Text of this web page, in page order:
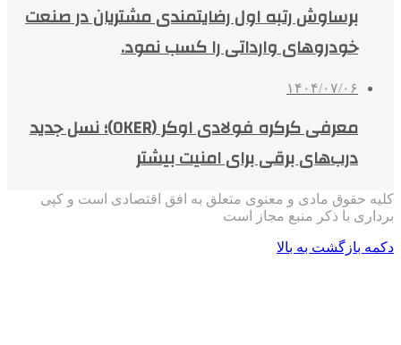
برساوش رتبه اول رضایتمندی مشتریان در صنعت
خودروهای وارداتی را کسب نمود.
۱۴۰۴/۰۷/۰۶
معرفی کرکره فولادی اوکر (OKER)؛ نسل جدید
درب‌های برقی برای امنیت بیشتر
کلیه حقوق مادی و معنوی متعلق به افق اقتصادی است و کپی
برداری با ذکر منبع مجاز است
دکمه بازگشت به بالا